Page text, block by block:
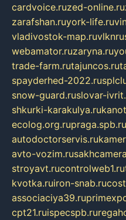
cardvoice.ruzed-online.ru
zarafshan.ruyork-life.ru
vladivostok-map.ru
webamator.ruzaryna.ru
trade-farm.rutajuncos.ru
spayderhed-2022.ru
snow-guard.ruslovar-
shkurki-karakulya.ru
ecolog.org.rupraga.spb.ru
autodoctorservis.ru
avto-vozim.ru
stroyavt.rucontrolweb1.ru
kvotka.ruiron-snab.ru
associaciya39.ru
cpt21.ruispecspb.ru